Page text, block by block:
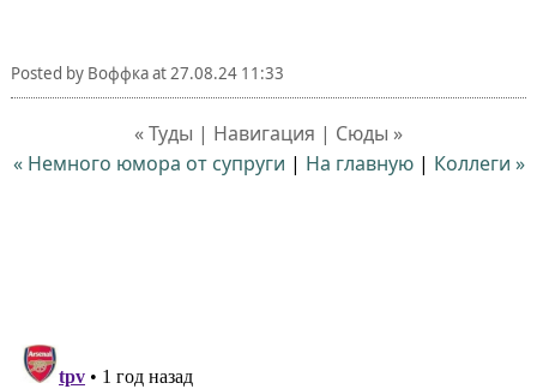
Posted by Воффкаat 27.08.24 11:33
« Туды | Навигация | Сюды »
« Немного юмора от супруги⁠⁠ | На главную| Коллеги »